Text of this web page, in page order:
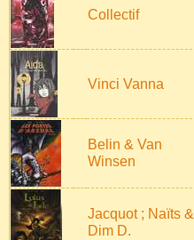
Collectif
Vinci Vanna
Belin & Van
Winsen
Jacquot ; Naïts &
Dim D.